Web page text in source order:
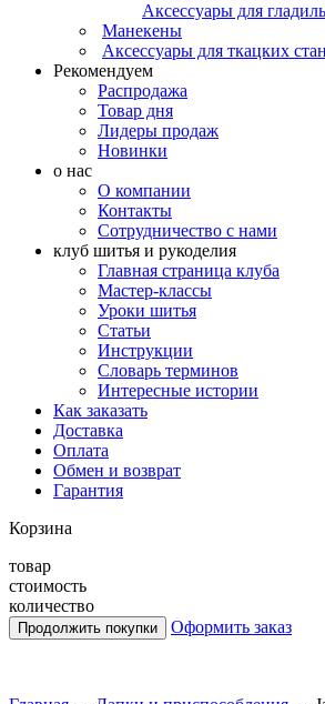
Аксессуары для
Манекены
Аксессуары для ткацких
Рекомендуем
Распродажа
Товар дня
Лидеры продаж
Новинки
о нас
О компании
Контакты
Сотрудничество с нами
клуб шитья и рукоделия
Главная страница клуба
Мастер-классы
Уроки шитья
Статьи
Инструкции
Словарь терминов
Интересные истории
Как заказать
Доставка
Оплата
Обмен и возврат
Гарантия
Корзина
товар
стоимость
количество
Оформить заказ